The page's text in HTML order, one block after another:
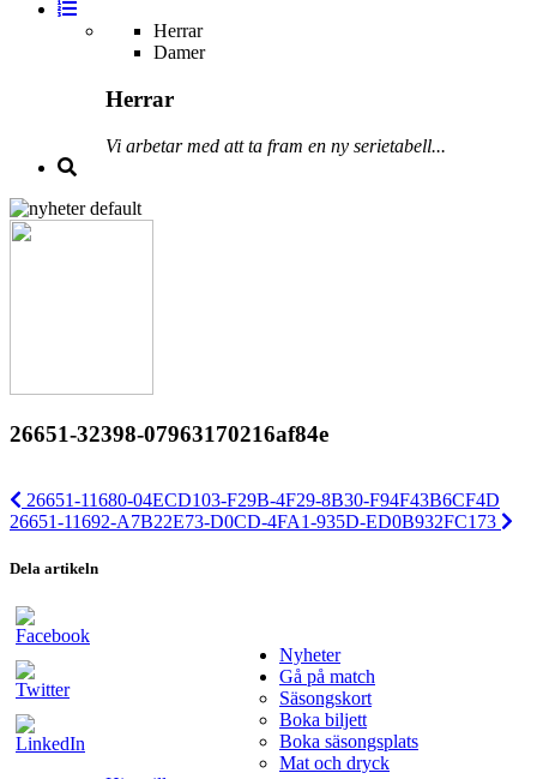
Herrar
Damer
Herrar
Vi arbetar med att ta fram en ny serietabell...
26651-32398-07963170216af84e
26651-11680-04ECD103-F29B-4F29-8B30-F94F43B6CF4D
26651-11692-A7B22E73-D0CD-4FA1-935D-ED0B932FC173
Dela artikeln
Nyheter
Gå på match
Säsongskort
Boka biljett
Boka säsongsplats
Mat och dryck